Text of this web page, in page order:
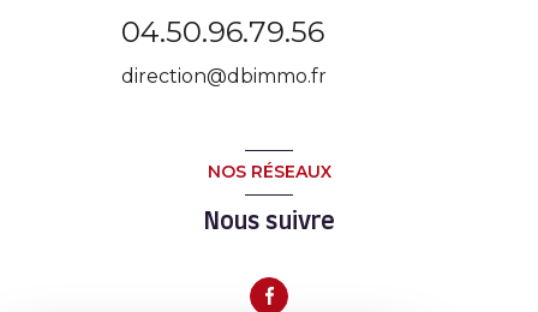
04.50.96.79.56
direction@dbimmo.fr
NOS RÉSEAUX
Nous suivre